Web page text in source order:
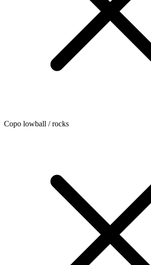
Copo lowball / rocks